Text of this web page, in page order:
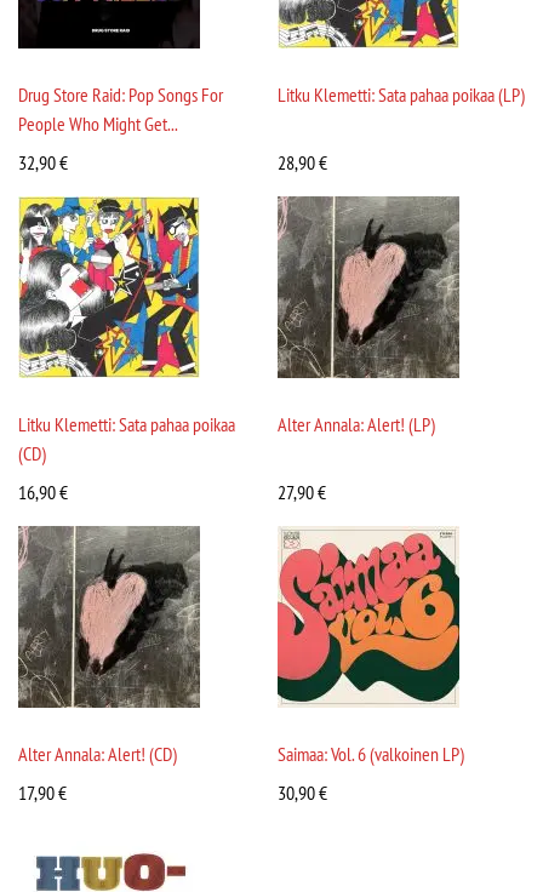
Drug Store Raid: Pop Songs For
People Who Might Get...
32,90€
Litku Klemetti: Sata pahaa poikaa (LP)
28,90€
Litku Klemetti: Sata pahaa poikaa
(CD)
16,90€
Alter Annala: Alert! (LP)
27,90€
Alter Annala: Alert! (CD)
17,90€
Saimaa: Vol. 6 (valkoinen LP)
30,90€